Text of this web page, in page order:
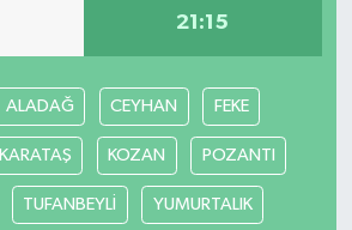
21:15
ALADAĞ CEYHAN FEKE
KARATAŞ KOZAN POZANTI
TUFANBEYLİ YUMURTALIK